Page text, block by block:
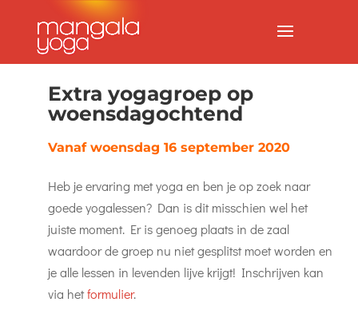
Extra yogagroep op
woensdagochtend
Vanaf woensdag 16 september 2020
Heb je ervaring met yoga en ben je op zoek naar
goede yogalessen? Dan is dit misschien wel het
juiste moment. Er is genoeg plaats in de zaal
waardoor de groep nu niet gesplitst moet worden en
je alle lessen in levenden lijve krijgt! Inschrijven kan
via hetformulier.